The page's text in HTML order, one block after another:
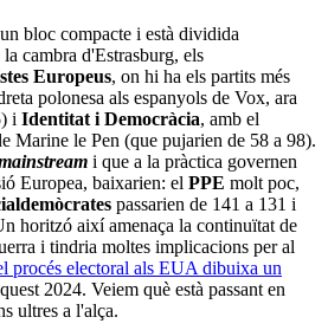
bloc compacte i està dividida
cambra d'Estrasburg, els
Europeus, on hi ha els partits més
polonesa als espanyols de Vox, ara
i Identitat i Democràcia, amb el
Marine le Pen (que pujarien de 58 a 98).
i que a la pràctica governen
Europea, baixarien: el PPE molt poc,
passarien de 141 a 131 i
horitzó així amenaça la continuïtat de
i tindria moltes implicacions per al
procés electoral als EUA dibuixa un
2024. Veiem què està passant en
ultres a l'alça.